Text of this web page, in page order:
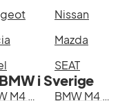
Nissan
Mazda
SEAT
i Sverige
BMW M4 Competition xDrive Coupé i Helsingborg
BMW M4 Competition xDrive Coupé i Jönköping